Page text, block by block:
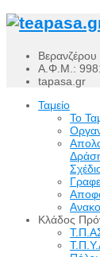
Α.Φ.Μ.:
tapasa.gr
Ταμείο
Το
Κλάδος